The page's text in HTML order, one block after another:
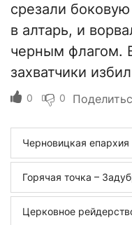
срезали
в алтарь, и
черным флагом.
захватчики
0 0
Черновицкая епархия
Горячая точка –
Церковное